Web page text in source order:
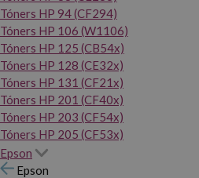
Tóners HP 94 (CF294)
Tóners HP 106 (W1106)
Tóners HP 125 (CB54x)
Tóners HP 128 (CE32x)
Tóners HP 131 (CF21x)
Tóners HP 201 (CF40x)
Tóners HP 203 (CF54x)
Tóners HP 205 (CF53x)
Epson
Epson